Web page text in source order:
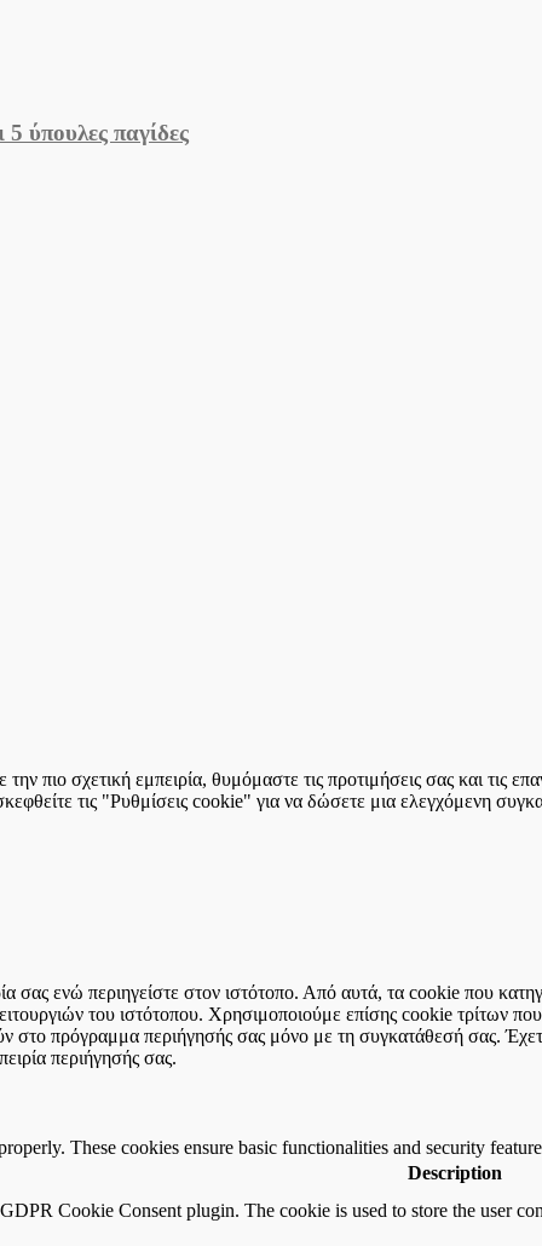
ύπουλες παγίδες
πιο σχετική εμπειρία, θυμόμαστε τις προτιμήσεις σας και τις
τις "Ρυθμίσεις cookie" για να δώσετε μια ελεγχόμενη
σας ενώ περιηγείστε στον ιστότοπο. Από αυτά, τα cookie που
του ιστότοπου. Χρησιμοποιούμε επίσης cookie
στο πρόγραμμα περιήγησής σας μόνο με τη συγκατάθεσή σας.
περιήγησής σας.
These cookies ensure basic functionalities and security
Description
Cookie Consent plugin. The cookie is used to store the user